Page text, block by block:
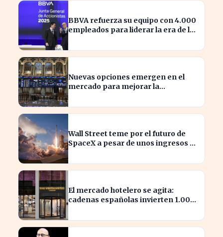
BBVA refuerza su equipo con 4.000
empleados para liderar la era de la
Nuevas opciones emergen en el
mercado para mejorar la
Wall Street teme por el futuro de
SpaceX a pesar de unos ingresos de
El mercado hotelero se agita:
cadenas españolas invierten 1.000